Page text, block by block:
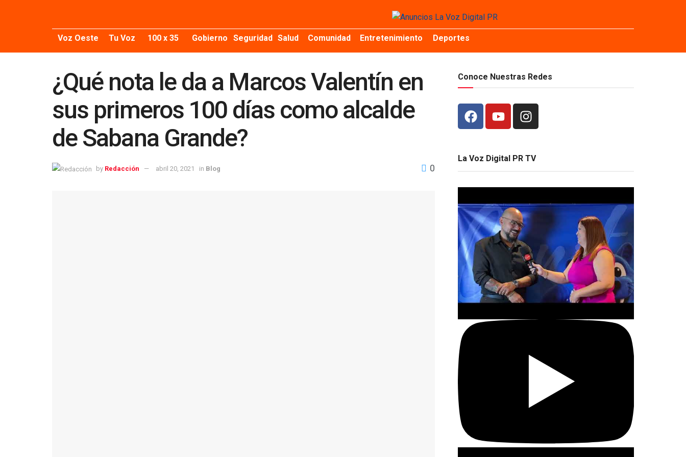
Voz Oeste Tu Voz 100 x 35 Gobierno Seguridad Salud Comunidad Entretenimiento Deportes
¿Qué nota le da a Marcos Valentín en
sus primeros 100 días como alcalde
de Sabana Grande?
by Redacción abril 20, 2021 in Blog 0
Conoce Nuestras Redes
La Voz Digital PR TV